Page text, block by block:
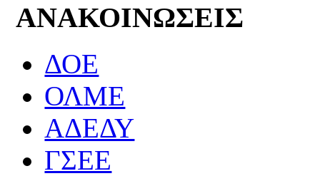
ΑΝΑΚΟΙΝΩΣΕΙΣ
ΔΟΕ
ΟΛΜΕ
ΑΔΕΔΥ
ΓΣΕΕ